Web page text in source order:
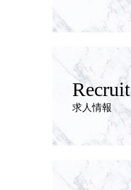
Recruit
求人情報